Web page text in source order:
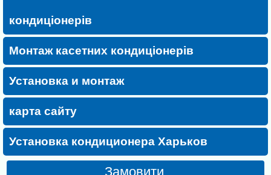
кондиціонерів
Монтаж касетних кондиціонерів
Установка и монтаж
карта сайту
Установка кондиционера Харьков
Замовити